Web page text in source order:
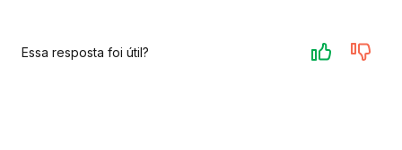
Essa resposta foi útil?